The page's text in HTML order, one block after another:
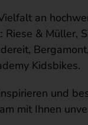
an
Riese & Müller,
Kidsbikes.
und
mit Ihnen